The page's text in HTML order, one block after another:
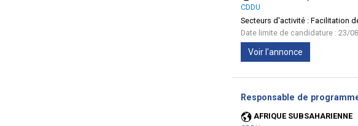
CDDU
Secteurs d'activité : Facilitation
Date limite de candidature : 23/
Voir l'annonce
Responsable de
AFRIQUE SUBSAHARIENNE